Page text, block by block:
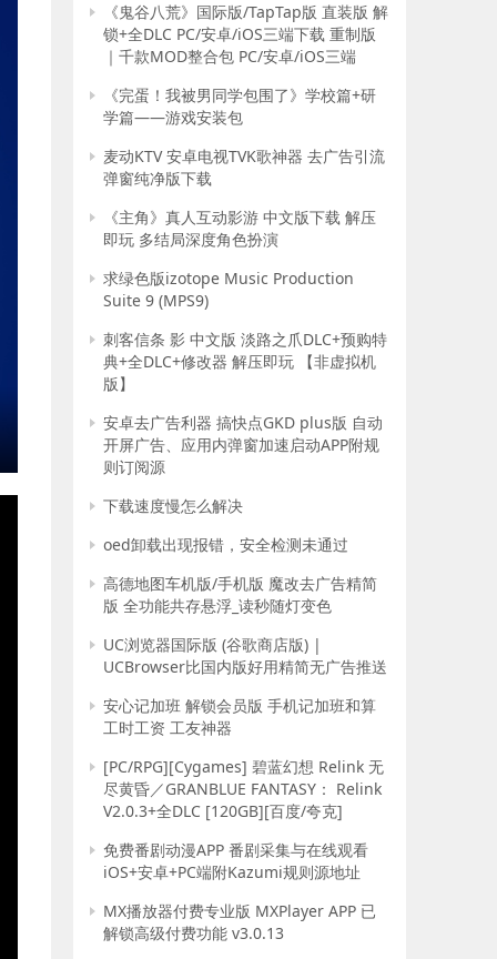
《鬼谷八荒》国际版/TapTap版 直装版 解
锁+全DLC PC/安卓/iOS三端下载 重制版
｜千款MOD整合包 PC/安卓/iOS三端
《完蛋！我被男同学包围了》学校篇+研
学篇——游戏安装包
麦动KTV 安卓电视TVK歌神器 去广告引流
弹窗纯净版下载
《主角》真人互动影游 中文版下载 解压
即玩 多结局深度角色扮演
求绿色版izotope Music Production
Suite 9 (MPS9)
刺客信条 影 中文版 淡路之爪DLC+预购特
典+全DLC+修改器 解压即玩 【非虚拟机
版】
安卓去广告利器 搞快点GKD plus版 自动
开屏广告、应用内弹窗加速启动APP附规
则订阅源
下载速度慢怎么解决
oed卸载出现报错，安全检测未通过
高德地图车机版/手机版 魔改去广告精简
版 全功能共存悬浮_读秒随灯变色
UC浏览器国际版 (谷歌商店版) |
UCBrowser比国内版好用精简无广告推送
安心记加班 解锁会员版 手机记加班和算
工时工资 工友神器
[PC/RPG][Cygames] 碧蓝幻想 Relink 无
尽黄昏／GRANBLUE FANTASY： Relink
V2.0.3+全DLC [120GB][百度/夸克]
免费番剧动漫APP 番剧采集与在线观看
iOS+安卓+PC端附Kazumi规则源地址
MX播放器付费专业版 MXPlayer APP 已
解锁高级付费功能 v3.0.13